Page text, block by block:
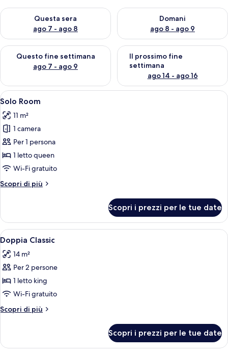
Questa sera
ago 7 - ago 8
Verifica la disponibilità per questa sera, ago 7 - ago 8
Domani
ago 8 - ago 9
Verifica la disponibilità per
Questo fine settimana
ago 7 - ago 9
Verifica la disponibilità per questo fine settimana, ago 7 - ago
Il prossimo fine
settimana
ago 14 - ago 16
Verifica la disponibilità per il
Apri
tutte
le
foto
per
Solo
Room
Una camera d'albergo con un
4
Solo Room
11 m²
1 camera
Per 1 persona
1 letto queen
Wi-Fi gratuito
Scopri di più
Altri
Room
Scopri i prezzi per le tue date
Apri
tutte
le
foto
per
Doppia
Classic
Una camera da letto moderna con
8
Doppia Classic
14 m²
Per 2 persone
1 letto king
Wi-Fi gratuito
Scopri di più
Altri
Classic
Scopri i prezzi per le tue date